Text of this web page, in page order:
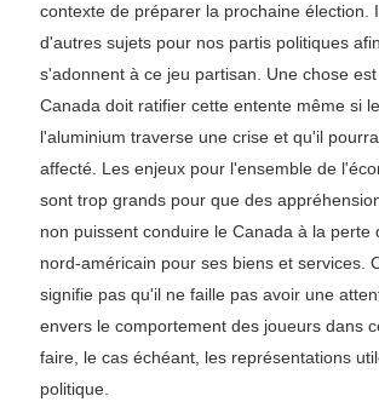
contexte de préparer la prochaine élection.
d'autres sujets pour nos partis politiques
s'adonnent à ce jeu partisan. Une chose
Canada doit ratifier cette entente même si
l'aluminium traverse une crise et qu'il
affecté. Les enjeux pour l'ensemble de
sont trop grands pour que des
non puissent conduire le Canada à la perte
nord-américain pour ses biens et services.
signifie pas qu'il ne faille pas avoir une
envers le comportement des joueurs dans
faire, le cas échéant, les représentations
politique.